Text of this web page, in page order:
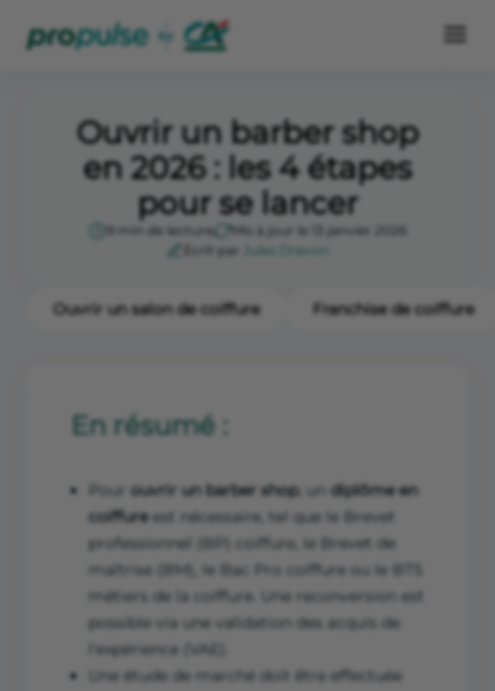
Ouvrir un barber shop
en 2026 : les 4 étapes
pour se lancer
9 min de lecture
Mis à jour le 13 janvier 2026
Écrit par
Jules Drevon
Ouvrir un salon de coiffure Franchise de coiffure
En résumé :
Pour ouvrir un barber shop, un diplôme en
coiffureest nécessaire, tel que le Brevet
professionnel (BP) coiffure, le Brevet de
maîtrise (BM), le Bac Pro coiffure ou le BTS
métiers de la coiffure. Une reconversion est
possible via une validation des acquis de
l'expérience (VAE).
Une étude de marché doit être effectuée